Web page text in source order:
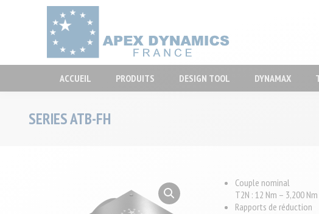
ACCUEIL PRODUITS DESIGN TOOL DYNAMAX
SERIES ATB-FH
Couple nominal
T2N : 12 Nm – 3,200 Nm
Rapports de réduction